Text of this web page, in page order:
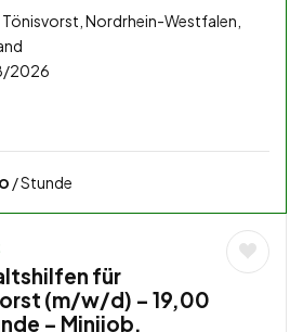
Tönisvorst, Nordrhein-Westfalen,
2026
/ Stunde
für
(m/w/d) – 19,00
– Minijob,